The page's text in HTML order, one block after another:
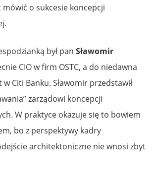
o sukcesie koncepcji
był pan Sławomir
CIO w firm OSTC, a do niedawna
Citi Banku. Sławomir przedstawił
zarządowi koncepcji
W praktyce okazuje się to bowiem
bo z perspektywy kadry
architektoniczne nie wnosi zbyt